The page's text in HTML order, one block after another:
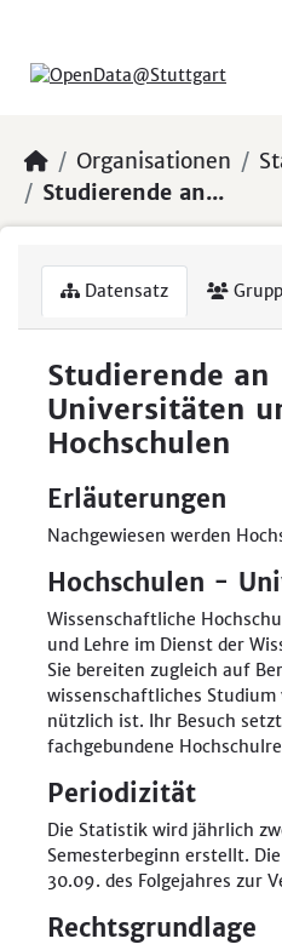
Organisationen
Studierende an...
Datensatz
Studierende an
Universitäten
Hochschulen
Erläuterungen
Nachgewiesen werden
Hochschulen -
Wissenschaftliche
und Lehre im Dienst der
Sie bereiten zugleich auf
wissenschaftliches Studium
nützlich ist. Ihr Besuch
fachgebundene
Periodizität
Die Statistik wird jährlich
Semesterbeginn erstellt.
30.09. des Folgejahres zur
Rechtsgrundlage